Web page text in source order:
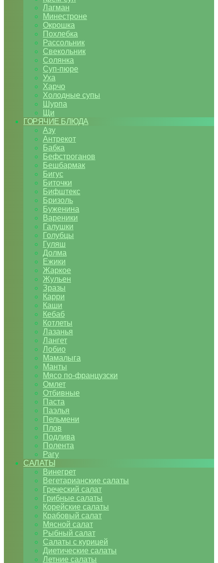
Лагман
Минестроне
Окрошка
Похлебка
Рассольник
Свекольник
Солянка
Суп-пюре
Уха
Харчо
Холодные супы
Шурпа
Щи
ГОРЯЧИЕ БЛЮДА
Азу
Антрекот
Бабка
Бефстроганов
Бешбармак
Бигус
Биточки
Бифштекс
Бризоль
Буженина
Вареники
Галушки
Голубцы
Гуляш
Долма
Ежики
Жаркое
Жульен
Зразы
Карри
Каши
Кебаб
Котлеты
Лазанья
Лангет
Лобио
Мамалыга
Манты
Мясо по-французски
Омлет
Отбивные
Паста
Паэлья
Пельмени
Плов
Подлива
Полента
Рагу
САЛАТЫ
Винегрет
Вегетарианские салаты
Греческий салат
Грибные салаты
Корейские салаты
Крабовый салат
Мясной салат
Рыбный салат
Салаты с курицей
Диетические салаты
Летние салаты